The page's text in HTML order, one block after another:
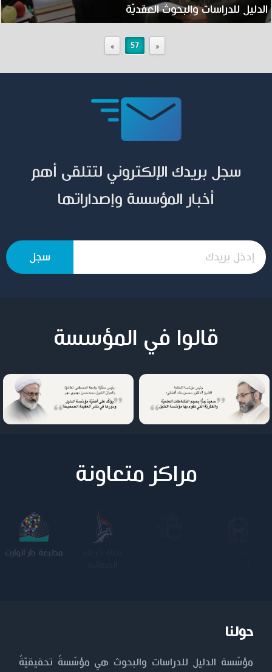
الدليل للدراسات والبحوث العقديّة
«
57
»
سجل بريدك الإلكتروني لتتلقى أهم
أخبار المؤسسة وإصداراتها
قالوا في المؤسسة
مراكز متعاونة
الجامعة
حولنا
مؤسّسة الدليل للدراسات والبحوث هي مؤسّسةٌ تحقيقيّةٌ